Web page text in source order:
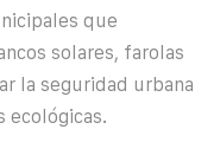
que
solares, farolas
la seguridad urbana
ecológicas.